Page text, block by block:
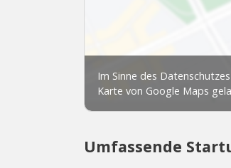
Umfassende